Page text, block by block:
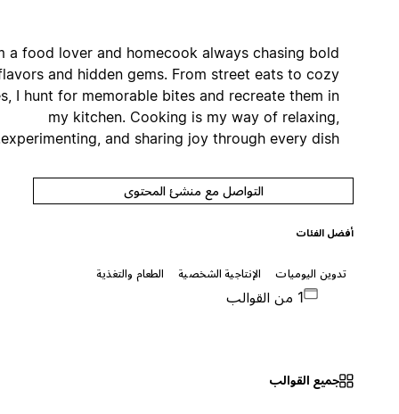
I’m a food lover and homecook always chasing bold
flavors and hidden gems. From street eats to cozy
cafés, I hunt for memorable bites and recreate them in
my kitchen. Cooking is my way of relaxing,
experimenting, and sharing joy through every dish.
التواصل مع منشئ المحتوى
أفضل الفئات
تدوين اليوميات الإنتاجية الشخصية الطعام والتغذية
جميع القوالب